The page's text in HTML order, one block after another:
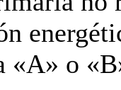
«A» o